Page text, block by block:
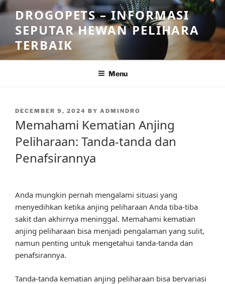
Skip
to
content
DROGOPETS – INFORMASI
SEPUTAR HEWAN PELIHARA
TERBAIK
Menu
POSTED
DECEMBER 9, 2024 BY ADMINDRO
Memahami Kematian Anjing
Peliharaan: Tanda-tanda dan
Penafsirannya
Anda mungkin pernah mengalami situasi yang
menyedihkan ketika anjing peliharaan Anda tiba-tiba
sakit dan akhirnya meninggal. Memahami kematian
anjing peliharaan bisa menjadi pengalaman yang sulit,
namun penting untuk mengetahui tanda-tanda dan
penafsirannya.
Tanda-tanda kematian anjing peliharaan bisa bervariasi